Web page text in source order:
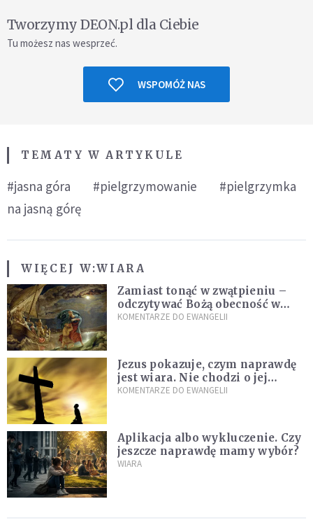
Tworzymy DEON.pl dla Ciebie
Tu możesz nas wesprzeć.
WSPOMÓŻ NAS
TEMATY W ARTYKULE
#jasna góra #pielgrzymowanie
#pielgrzymka
na jasną górę
WIĘCEJ W:WIARA
Zamiast tonąć w zwątpieniu –
odczytywać Bożą obecność w
burzach codziennego życia
KOMENTARZE DO EWANGELII
Jezus pokazuje, czym naprawdę
jest wiara. Nie chodzi o jej
wielkość
KOMENTARZE DO EWANGELII
Aplikacja albo wykluczenie. Czy
jeszcze naprawdę mamy wybór?
WIARA